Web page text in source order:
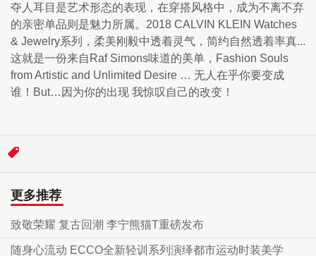
夺人耳目是艺术形态的表现，在穿搭风格中，成为不离不弃
的亲密单品则是魅力所属。2018 CALVIN KLEIN Watches
& Jewelry系列，柔美刚毅中透着灵气，简约自然透着率真...
这就是一份来自Raf Simons味道的美单，Fashion Souls
from Artistic and Unlimited Desire … 无人在乎你要变成
谁！But…因为你的出现 我惊叹自己的改变！
更多推荐
致敬荣耀 复古回潮 李宁熊猫T重磅发布
随身心流动 ECCO全新轻训系列演绎都市运动时装美学